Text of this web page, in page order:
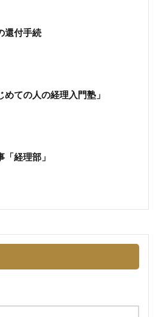
還付手続
ての人の経理入門塾」
経理部」